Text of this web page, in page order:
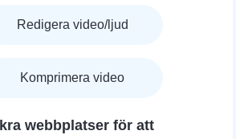
Redigera video/ljud
Komprimera video
webbplatser för att